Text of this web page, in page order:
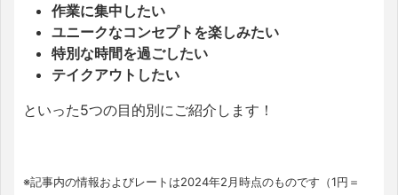
作業に集中したい
ユニークなコンセプトを楽しみたい
特別な時間を過ごしたい
テイクアウトしたい
といった5つの目的別にご紹介します！
※記事内の情報およびレートは2024年2月時点のものです（1円＝